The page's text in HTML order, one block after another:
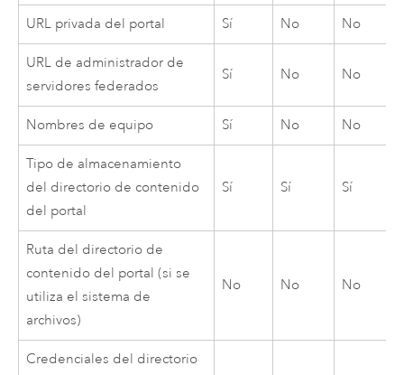
URL privada del portal Sí No No
URL de administrador de
servidores federados
Sí No No
Nombres de equipo Sí No No
Tipo de almacenamiento
del directorio de contenido
del portal
Sí Sí Sí
Ruta del directorio de
contenido del portal (si se
utiliza el sistema de
archivos)
No No No
Credenciales del directorio